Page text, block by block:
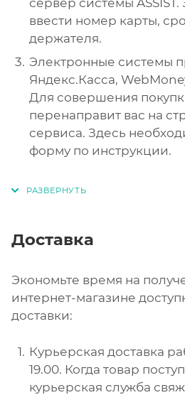
ввести номер карты,
держателя.
Электронные системы
Яндекс.Касса,
Для совершения
перенаправит вас на
сервиса. Здесь
форму по инструкции.
Доставка
Экономьте время на
интернет-магазине
доставки:
Курьерская доставка
19.00. Когда товар
курьерская служба